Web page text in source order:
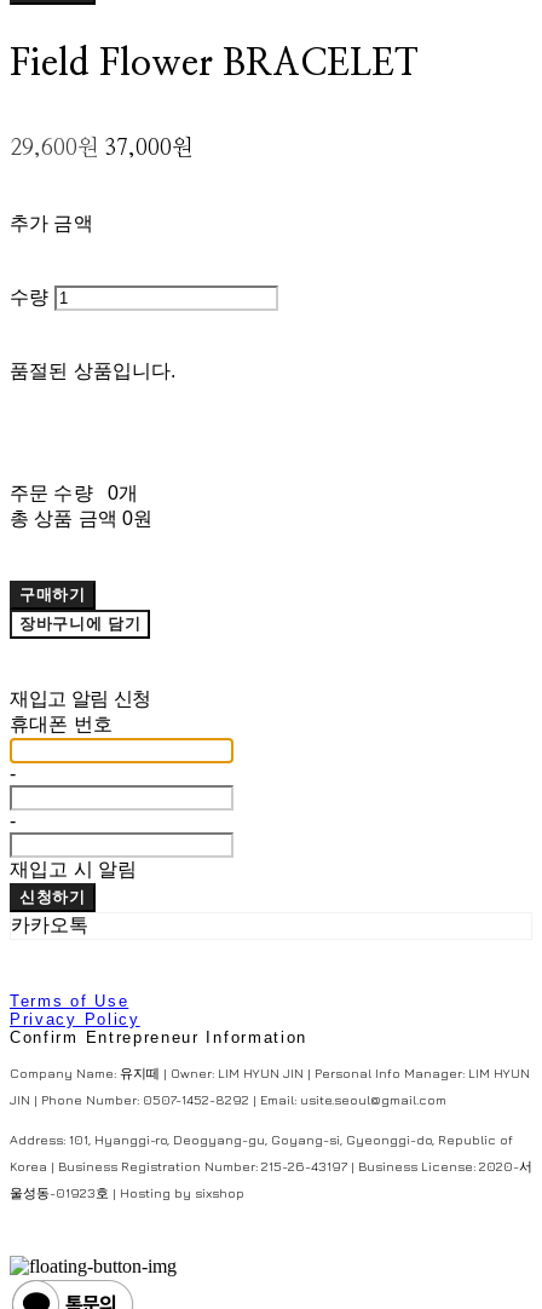
Field Flower BRACELET
29,600원 37,000원
추가 금액
수량
품절된 상품입니다.
주문 수량
0개
총 상품 금액 0원
구매하기
장바구니에 담기
재입고 알림 신청
휴대폰 번호
-
-
재입고 시 알림
신청하기
카카오톡
Terms of Use
Privacy Policy
Confirm Entrepreneur Information
Company Name: 유지떼 | Owner: LIM HYUN JIN | Personal Info Manager: LIM HYUN
JIN | Phone Number: 0507-1452-8292 | Email: usite.seoul@gmail.com
Address: 101, Hyanggi-ro, Deogyang-gu, Goyang-si, Gyeonggi-do, Republic of
Korea | Business Registration Number: 215-26-43197 | Business License: 2020-서
울성동-01923호 | Hosting by sixshop